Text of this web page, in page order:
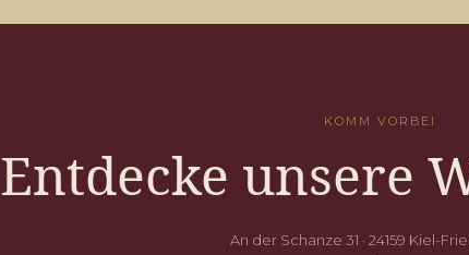
KOMM VORBEI
Entdecke unsere
An der Schanze 31 · 24159 Kiel-